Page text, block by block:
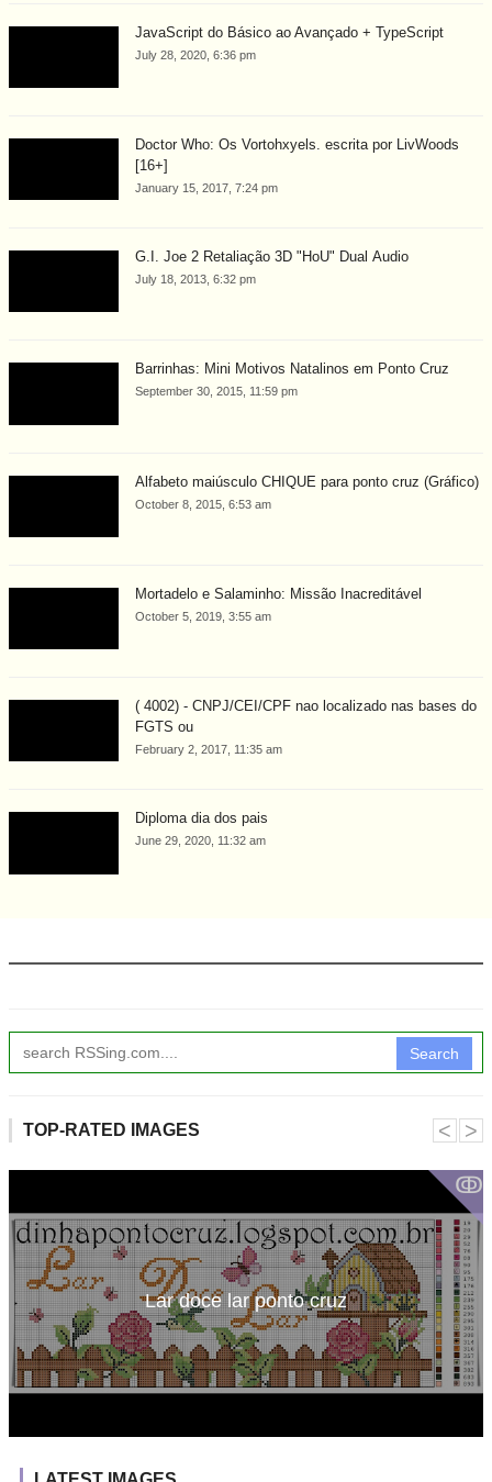
JavaScript do Básico ao Avançado + TypeScript
July 28, 2020, 6:36 pm
Doctor Who: Os Vortohxyels. escrita por LivWoods
[16+]
January 15, 2017, 7:24 pm
G.I. Joe 2 Retaliação 3D "HoU" Dual Áudio
July 18, 2013, 6:32 pm
Barrinhas: Mini Motivos Natalinos em Ponto Cruz
September 30, 2015, 11:59 pm
Alfabeto maiúsculo CHIQUE para ponto cruz (Gráfico)
October 8, 2015, 6:53 am
Mortadelo e Salaminho: Missão Inacreditável
October 5, 2019, 3:55 am
( 4002) - CNPJ/CEI/CPF nao localizado nas bases do
FGTS ou
February 2, 2017, 11:35 am
Diploma dia dos pais
June 29, 2020, 11:32 am
Search
TOP-RATED IMAGES
ↂ
Lar doce lar ponto cruz
˂ ˃